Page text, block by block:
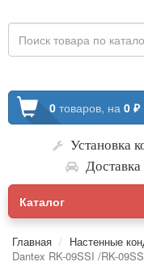
0 товаров, на 0 ₽
Установка
Доставка
Каталог
Главная Настенные
Dantex RK-09SSI /RK-